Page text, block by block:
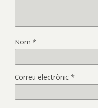
Nom *
Correu electrònic *